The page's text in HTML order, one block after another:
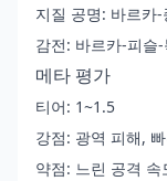
지질 공명: 바르카
감전: 바르카-피슬-
메타 평가
티어: 1~1.5
강점: 광역 피해,
약점: 느린 공격